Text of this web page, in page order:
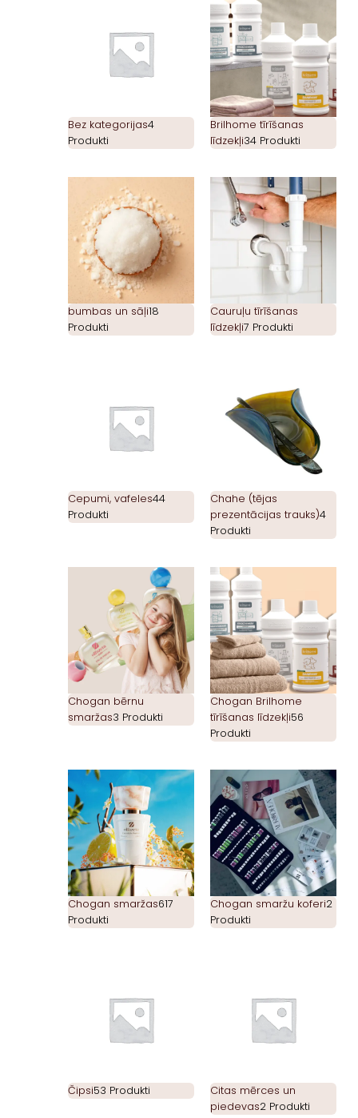
Bez kategorijas4
Produkti
Brilhome tīrīšanas
līdzekļi34 Produkti
bumbas un sāļi18
Produkti
Cauruļu tīrīšanas
līdzekļi7 Produkti
Cepumi, vafeles44
Produkti
Chahe (tējas
prezentācijas trauks)4
Produkti
Chogan bērnu
smaržas3 Produkti
Chogan Brilhome
tīrīšanas līdzekļi56
Produkti
Chogan smaržas617
Produkti
Chogan smaržu koferi2
Produkti
Čipsi53 Produkti
Citas mērces un
piedevas2 Produkti